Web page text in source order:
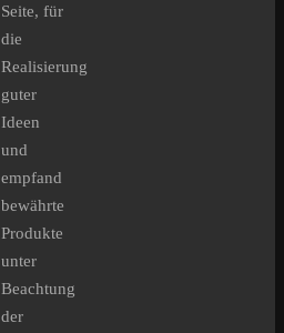
Seite, für
die
Realisierung
guter
Ideen
und
empfand
bewährte
Produkte
unter
Beachtung
der